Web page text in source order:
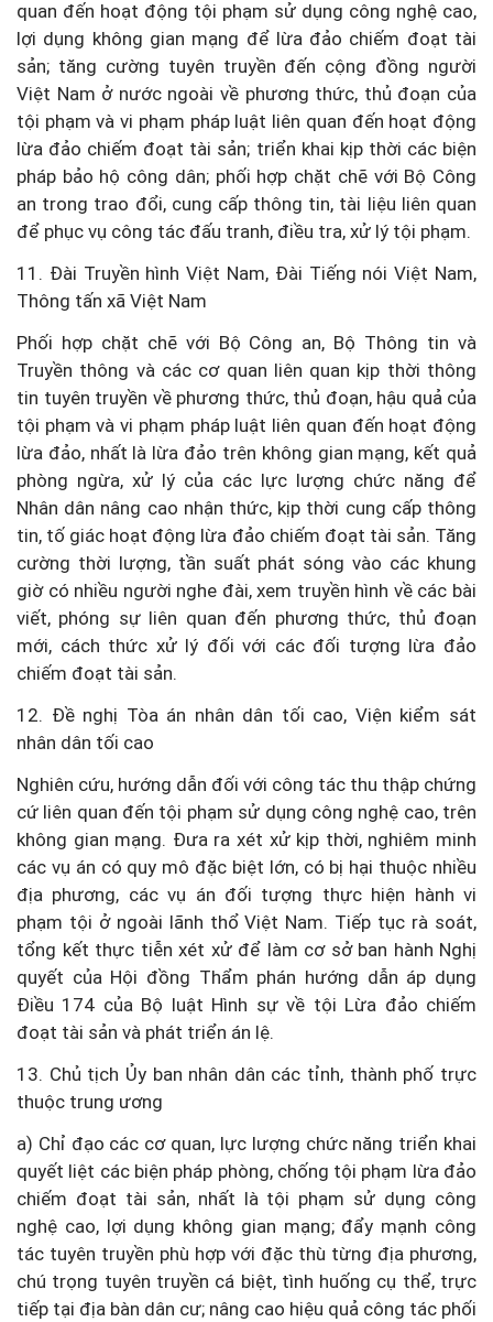
quan đến hoạt động tội phạm sử dụng công nghệ cao,
lợi dụng không gian mạng để lừa đảo chiếm đoạt tài
sản; tăng cường tuyên truyền đến cộng đồng người
Việt Nam ở nước ngoài về phương thức, thủ đoạn của
tội phạm và vi phạm pháp luật liên quan đến hoạt động
lừa đảo chiếm đoạt tài sản; triển khai kịp thời các biện
pháp bảo hộ công dân; phối hợp chặt chẽ với Bộ Công
an trong trao đổi, cung cấp thông tin, tài liệu liên quan
để phục vụ công tác đấu tranh, điều tra, xử lý tội phạm.
11. Đài Truyền hình Việt Nam, Đài Tiếng nói Việt Nam,
Thông tấn xã Việt Nam
Phối hợp chặt chẽ với Bộ Công an, Bộ Thông tin và
Truyền thông và các cơ quan liên quan kịp thời thông
tin tuyên truyền về phương thức, thủ đoạn, hậu quả của
tội phạm và vi phạm pháp luật liên quan đến hoạt động
lừa đảo, nhất là lừa đảo trên không gian mạng, kết quả
phòng ngừa, xử lý của các lực lượng chức năng để
Nhân dân nâng cao nhận thức, kịp thời cung cấp thông
tin, tố giác hoạt động lừa đảo chiếm đoạt tài sản. Tăng
cường thời lượng, tần suất phát sóng vào các khung
giờ có nhiều người nghe đài, xem truyền hình về các bài
viết, phóng sự liên quan đến phương thức, thủ đoạn
mới, cách thức xử lý đối với các đối tượng lừa đảo
chiếm đoạt tài sản.
12. Đề nghị Tòa án nhân dân tối cao, Viện kiểm sát
nhân dân tối cao
Nghiên cứu, hướng dẫn đối với công tác thu thập chứng
cứ liên quan đến tội phạm sử dụng công nghệ cao, trên
không gian mạng. Đưa ra xét xử kịp thời, nghiêm minh
các vụ án có quy mô đặc biệt lớn, có bị hại thuộc nhiều
địa phương, các vụ án đối tượng thực hiện hành vi
phạm tội ở ngoài lãnh thổ Việt Nam. Tiếp tục rà soát,
tổng kết thực tiễn xét xử để làm cơ sở ban hành Nghị
quyết của Hội đồng Thẩm phán hướng dẫn áp dụng
Điều 174 của Bộ luật Hình sự về tội Lừa đảo chiếm
đoạt tài sản và phát triển án lệ.
13. Chủ tịch Ủy ban nhân dân các tỉnh, thành phố trực
thuộc trung ương
a) Chỉ đạo các cơ quan, lực lượng chức năng triển khai
quyết liệt các biện pháp phòng, chống tội phạm lừa đảo
chiếm đoạt tài sản, nhất là tội phạm sử dụng công
nghệ cao, lợi dụng không gian mạng; đẩy mạnh công
tác tuyên truyền phù hợp với đặc thù từng địa phương,
chú trọng tuyên truyền cá biệt, tình huống cụ thể, trực
tiếp tại địa bàn dân cư; nâng cao hiệu quả công tác phối